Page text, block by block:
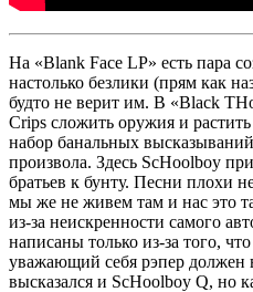
На «Blank Face LP» есть пара
настолько безлики (прям как
будто не верит им. В «Black
Crips сложить оружия и растить
набор банальных
произвола. Здесь ScHoolboy
братьев к бунту. Песни плохи
мы же не живем там и нас это
из-за неискренности самого
написаны только из-за того,
уважающий себя рэпер должен
высказался и ScHoolboy Q, но